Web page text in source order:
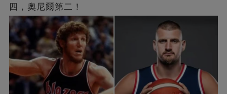
四，奧尼爾第二！